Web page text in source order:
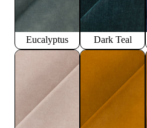
Eucalyptus Dark Teal